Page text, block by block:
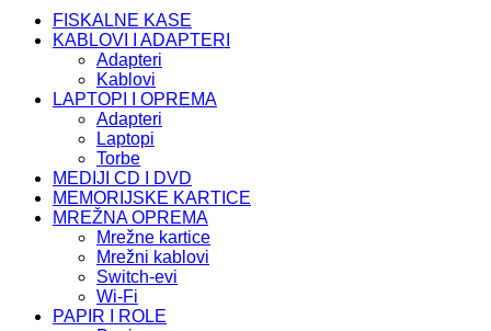
FISKALNE KASE
KABLOVI I ADAPTERI
Adapteri
Kablovi
LAPTOPI I OPREMA
Adapteri
Laptopi
Torbe
MEDIJI CD I DVD
MEMORIJSKE KARTICE
MREŽNA OPREMA
Mrežne kartice
Mrežni kablovi
Switch-evi
Wi-Fi
PAPIR I ROLE